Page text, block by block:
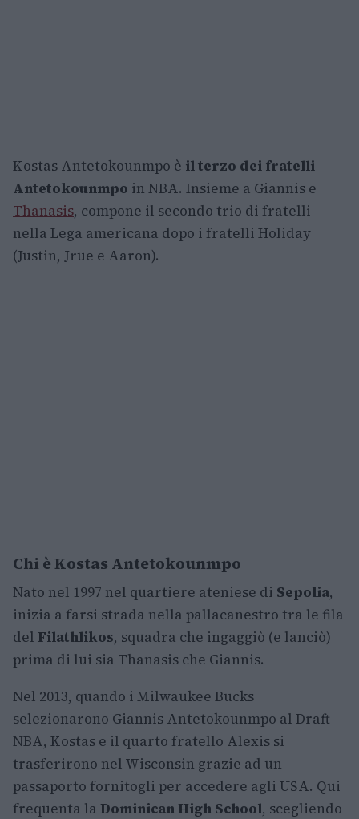
Kostas Antetokounmpo è il terzo dei fratelli
Antetokounmpo in NBA. Insieme a Giannis e
Thanasis, compone il secondo trio di fratelli
nella Lega americana dopo i fratelli Holiday
(Justin, Jrue e Aaron).
Chi è Kostas Antetokounmpo
Nato nel 1997 nel quartiere ateniese di Sepolia,
inizia a farsi strada nella pallacanestro tra le fila
del Filathlikos, squadra che ingaggiò (e lanciò)
prima di lui sia Thanasis che Giannis.
Nel 2013, quando i Milwaukee Bucks
selezionarono Giannis Antetokounmpo al Draft
NBA, Kostas e il quarto fratello Alexis si
trasferirono nel Wisconsin grazie ad un
passaporto fornitogli per accedere agli USA. Qui
frequenta la Dominican High School, scegliendo